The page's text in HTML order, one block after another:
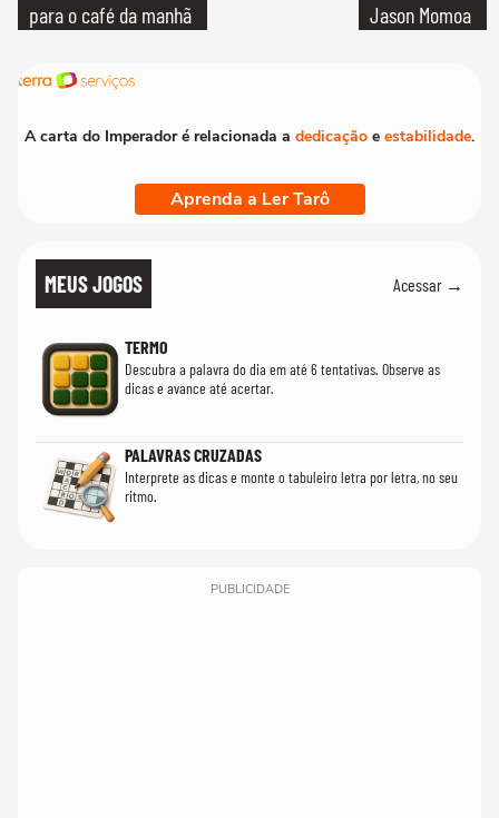
para o café da manhã
Jason Momoa
A carta do Imperador é relacionada a dedicação e estabilidade.
Aprenda a Ler Tarô
MEUS JOGOS Acessar →
TERMO
Descubra a palavra do dia em até 6 tentativas. Observe as
dicas e avance até acertar.
PALAVRAS CRUZADAS
Interprete as dicas e monte o tabuleiro letra por letra, no seu
ritmo.
PUBLICIDADE